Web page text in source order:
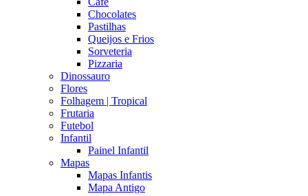
Chocolates
Pastilhas
Queijos e Frios
Sorveteria
Pizzaria
Dinossauro
Flores
Folhagem | Tropical
Frutaria
Futebol
Infantil
Painel Infantil
Mapas
Mapas Infantis
Mapa Antigo